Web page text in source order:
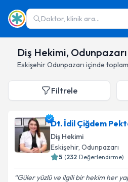
Doktor, klinik ara...
Diş Hekimi,
EskişehirOdunpazarı içinde toplam
Filtrele
Dt. İdil Çiğdem
Diş Hekimi
Eskişehir, Odunpazarı
5 (232 Değerlendirme)
Güler yüzlü ve ilgili bir hekim her